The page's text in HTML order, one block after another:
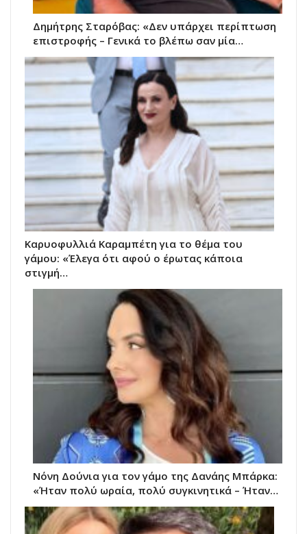
Δημήτρης Σταρόβας: «Δεν υπάρχει περίπτωση
επιστροφής – Γενικά το βλέπω σαν μία…
Καρυοφυλλιά Καραμπέτη για το θέμα του
γάμου: «Έλεγα ότι αφού ο έρωτας κάποια
στιγμή…
Νόνη Δούνια για τον γάμο της Δανάης Μπάρκα:
«Ήταν πολύ ωραία, πολύ συγκινητικά – Ήταν…